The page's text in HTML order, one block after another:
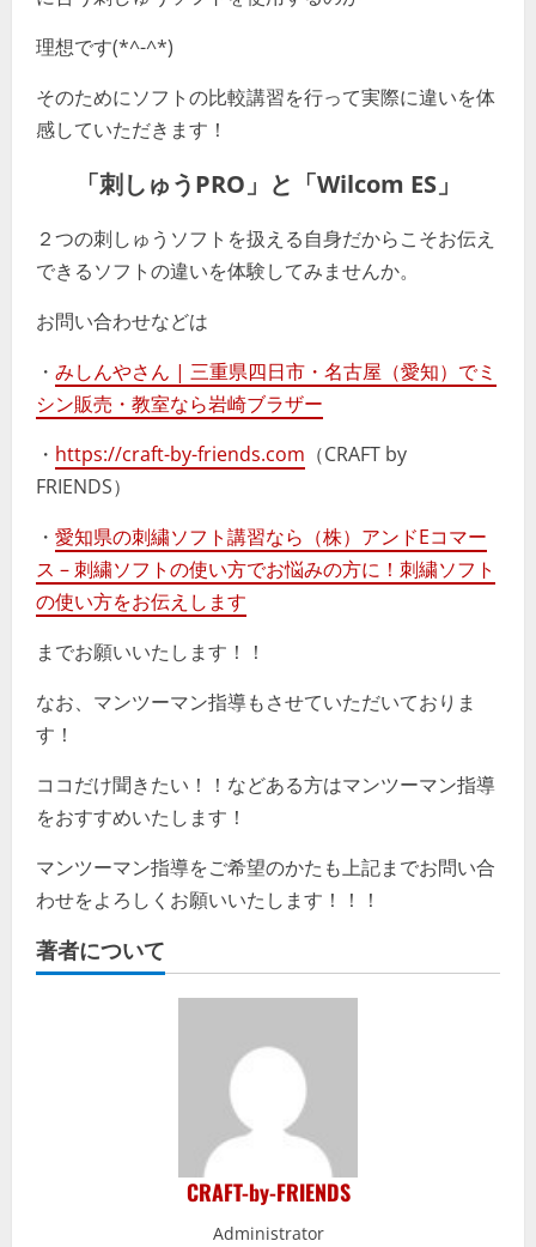
理想です(*^-^*)
そのためにソフトの比較講習を行って実際に違いを体
感していただきます！
「刺しゅうPRO」と「Wilcom ES」
２つの刺しゅうソフトを扱える自身だからこそお伝え
できるソフトの違いを体験してみませんか。
お問い合わせなどは
・ みしんやさん | 三重県四日市・名古屋（愛知）でミ
シン販売・教室なら岩崎ブラザー
・ https://craft-by-friends.com （CRAFT by
FRIENDS）
・ 愛知県の刺繍ソフト講習なら（株）アンドEコマー
ス – 刺繍ソフトの使い方でお悩みの方に！刺繍ソフト
の使い方をお伝えします
までお願いいたします！！
なお、マンツーマン指導もさせていただいておりま
す！
ココだけ聞きたい！！などある方はマンツーマン指導
をおすすめいたします！
マンツーマン指導をご希望のかたも上記までお問い合
わせをよろしくお願いいたします！！！
著者について
CRAFT-by-FRIENDS
Administrator